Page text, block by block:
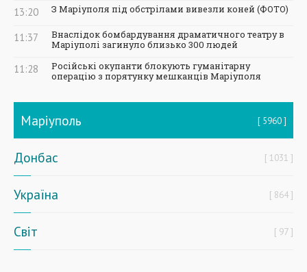
13:20 З Маріуполя під обстрілами вивезли коней (ФОТО)
11:37
Внаслідок бомбардування драматичного театру в
Маріуполі загинуло близько 300 людей
11:28
Російські окупанти блокують гуманітарну
операцію з порятунку мешканців Маріуполя
Маріуполь 5960
Донбас 1031
Україна 864
Світ 97